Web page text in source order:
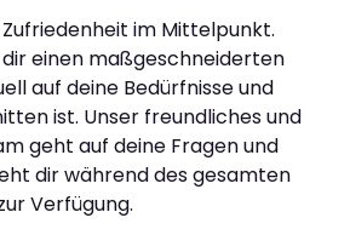
im Mittelpunkt.
einen maßgeschneiderten
auf deine Bedürfnisse und
ist. Unser freundliches und
geht auf deine Fragen und
dir während des gesamten
Verfügung.